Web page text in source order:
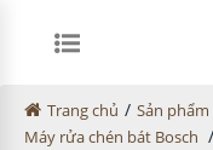
Trang chủ / Sản phẩm
Máy rửa chén bát Bosch /